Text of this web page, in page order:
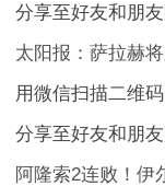
分享至好友和朋
太阳报：萨拉赫
用微信扫描二维码
分享至好友和朋
阿隆索2连败！伊